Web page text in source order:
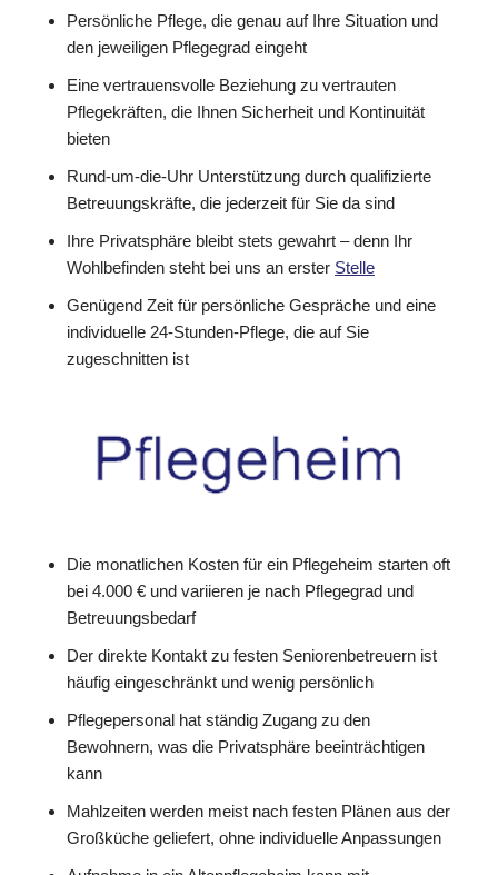
Persönliche Pflege, die genau auf Ihre Situation und
den jeweiligen Pflegegrad eingeht
Eine vertrauensvolle Beziehung zu vertrauten
Pflegekräften, die Ihnen Sicherheit und Kontinuität
bieten
Rund-um-die-Uhr Unterstützung durch qualifizierte
Betreuungskräfte, die jederzeit für Sie da sind
Ihre Privatsphäre bleibt stets gewahrt – denn Ihr
Wohlbefinden steht bei uns an erster Stelle
Genügend Zeit für persönliche Gespräche und eine
individuelle 24-Stunden-Pflege, die auf Sie
zugeschnitten ist
Die monatlichen Kosten für ein Pflegeheim starten oft
bei 4.000 € und variieren je nach Pflegegrad und
Betreuungsbedarf
Der direkte Kontakt zu festen Seniorenbetreuern ist
häufig eingeschränkt und wenig persönlich
Pflegepersonal hat ständig Zugang zu den
Bewohnern, was die Privatsphäre beeinträchtigen
kann
Mahlzeiten werden meist nach festen Plänen aus der
Großküche geliefert, ohne individuelle Anpassungen